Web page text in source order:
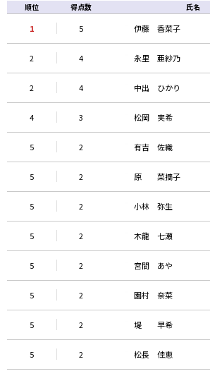
順位 得点数 氏名
1 5 伊藤 香菜子
2 4 永里 亜紗乃
2 4 中出 ひかり
4 3 松岡 実希
5 2 有吉 佐織
5 2 原 菜摘子
5 2 小林 弥生
5 2 木龍 七瀬
5 2 宮間 あや
5 2 園村 奈菜
5 2 堤 早希
5 2 松長 佳恵